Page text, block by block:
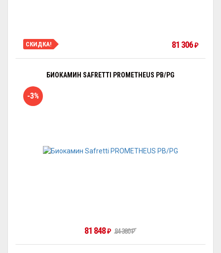
СКИДКА! 81 306₽
БИОКАМИН SAFRETTI PROMETHEUS PB/PG
-3%
81 848₽ 84 380₽